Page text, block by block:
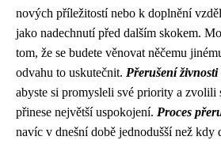
nových příležitostí nebo k doplnění
jako nadechnutí před dalším skokem.
tom, že se budete věnovat něčemu
odvahu to uskutečnit. Přerušení živnosti
abyste si promysleli své priority a zvolili
přinese největší uspokojení. Proces
navíc v dnešní době jednodušší než